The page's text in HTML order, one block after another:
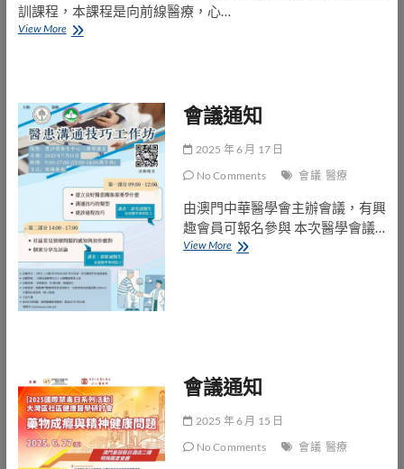
完
全
服
務
訓課程，本課程是向前線醫療，心…
View More參
度
支
援
導
師
培
訓
課
程
會議通知
2025 年 6 月 17 日
No Comments
會議 醫療
由澳門中華醫學會主辦會議，有興
趣會員可報名參與 本次醫學會議…
View More會
會議通知
2025 年 6 月 15 日
No Comments
會議 醫療